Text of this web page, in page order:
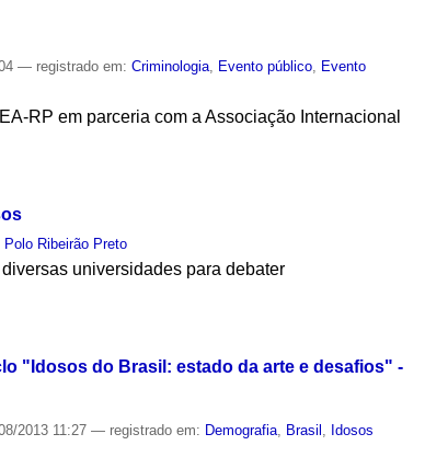
— registrado em:Criminologia, Evento público, Evento
RP em parceria com a Associação Internacional
Polo Ribeirão Preto
universidades para debater
"Idosos do Brasil: estado da arte e desafios" -
2013 11:27— registrado em: Demografia Brasil Idosos